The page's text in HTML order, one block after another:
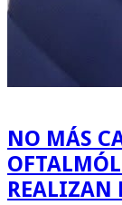
NO MÁS
REALIZAN